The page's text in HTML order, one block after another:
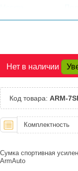
Краснодар:
Самара:
Тверь:
Тюмень:
Под
Челябинск:
Под
Нет в наличии
Код товара: ARM-
Комплектность
Сумка спортивная
ArmAuto